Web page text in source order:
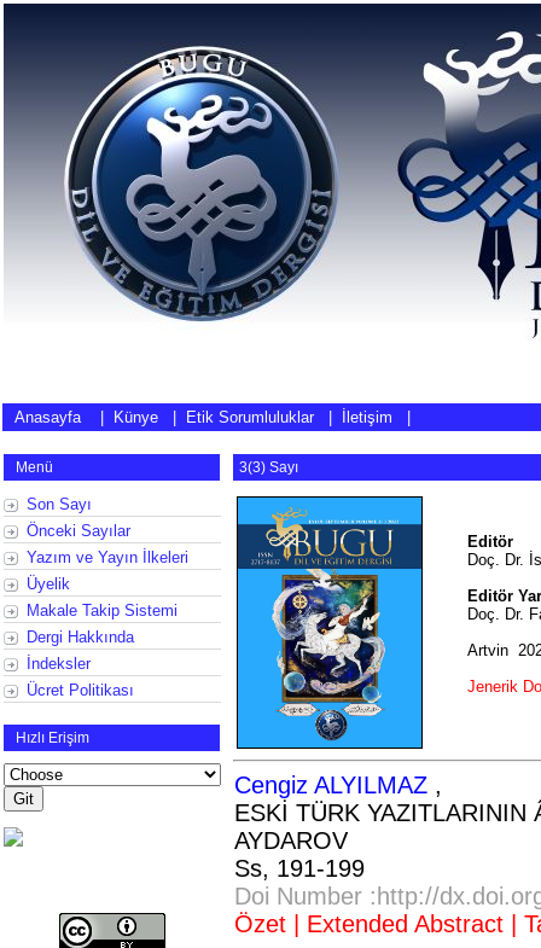
Anasayfa| Künye Etik Sorumluluklar İletişim
Menü
Son Sayı
Önceki Sayılar
Yazım ve Yayın İlkeleri
Üyelik
Makale Takip Sistemi
Dergi Hakkında
İndeksler
Ücret Politikası
Hızlı Erişim
3(3) Sayı
Editör
Doç. Dr.
Editör
Doç. Dr.
Artvin
Jenerik
Cengiz ALYILMAZ ,
ESKİ TÜRK
AYDAROV
Ss, 191-199
Doi Number :http://
Özet |
Extended Abstract |